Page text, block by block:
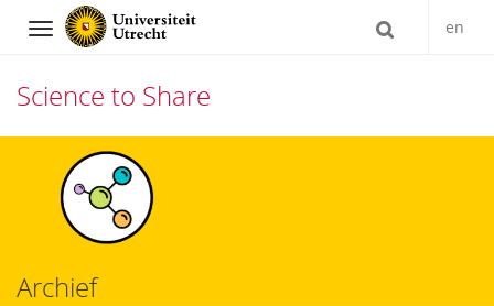
Navigation en
Science to Share
Archief